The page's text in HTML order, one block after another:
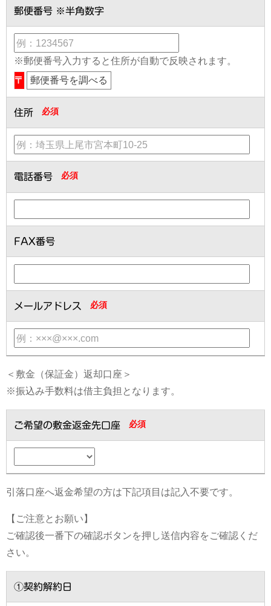
郵便番号 ※半角数字
※郵便番号入力すると住所が自動で反映されます。
〒
郵便番号を調べる
住所 必須
電話番号 必須
FAX番号
メールアドレス 必須
＜敷金（保証金）返却口座＞
※振込み手数料は借主負担となります。
ご希望の敷金返金先口座 必須
引落口座へ返金希望の方は下記項目は記入不要です。
【ご注意とお願い】
ご確認後一番下の確認ボタンを押し送信内容をご確認くだ
さい。
①契約解約日